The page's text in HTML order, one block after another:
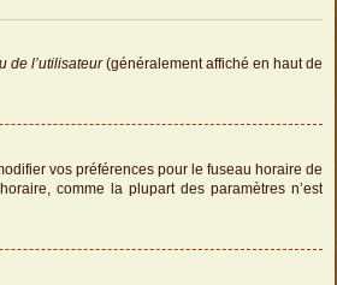
de l’utilisateur(généralement affiché en haut de
vos préférences pour le fuseau horaire de
comme la plupart des paramètres n’est